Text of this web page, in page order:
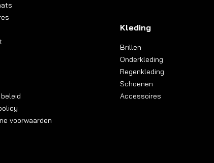
voorwaarden
Kleding
Brillen
Onderkleding
Regenkleding
Schoenen
Accessoires